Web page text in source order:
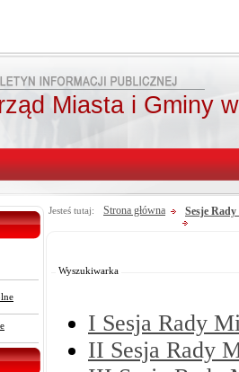
Miasta i Gminy
Jesteś tutaj: Strona główna Sesje
Wyszukiwarka
I Sesja Rady
II Sesja Rady